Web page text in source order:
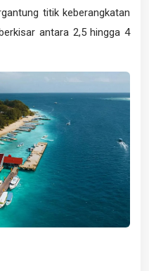
titik keberangkatan
antara 2,5 hingga 4